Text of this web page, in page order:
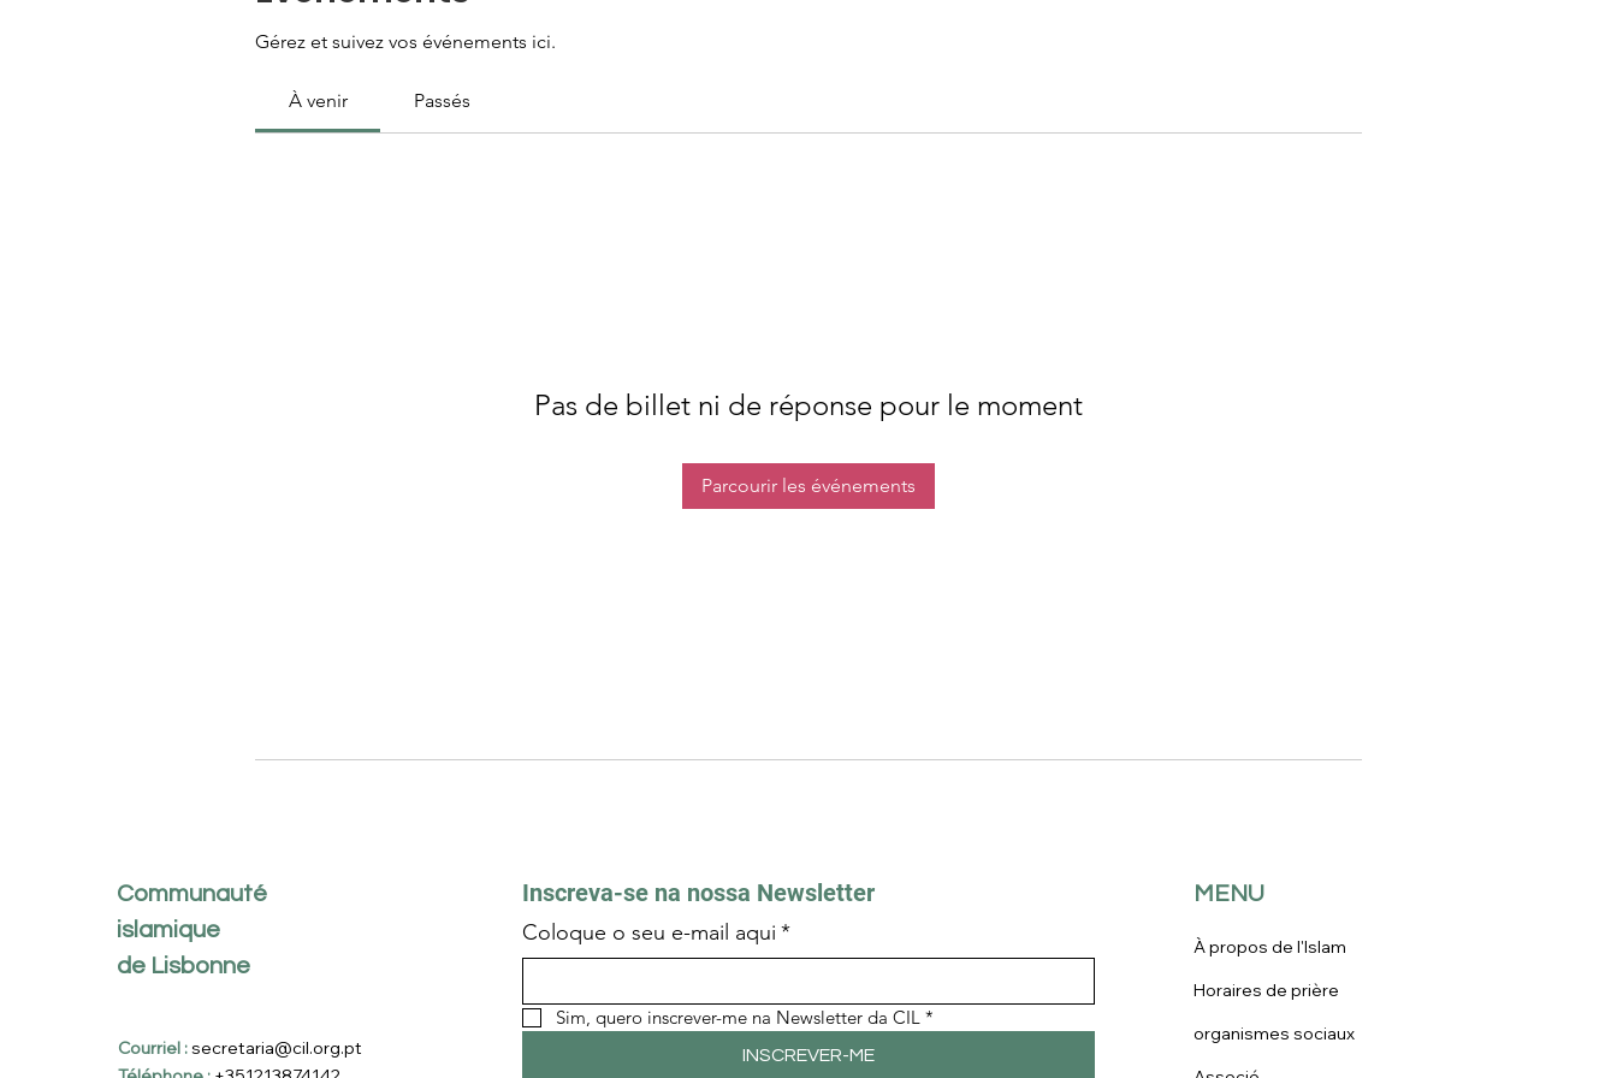
Gérez et suivez vos événements ici.
À venir Passés
Pas de billet ni de réponse pour le moment
Parcourir les événements
Communauté
islamique
de Lisbonne
Courriel :secretaria@cil.org.pt
Inscreva-se na nossa Newsletter
Coloque o seu e-mail aqui *
Sim, quero inscrever-me na Newsletter da CIL *
INSCREVER-ME
MENU
À propos de l'Islam
Horaires de prière
organismes sociaux